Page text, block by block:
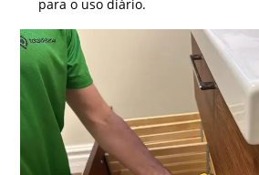
para o uso diário.